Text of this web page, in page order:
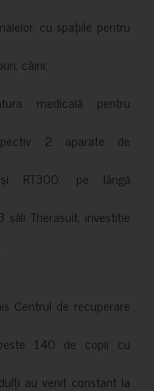
cu spațiile pentru
câini;
medicală pentru
2 aparate de
și RT300, pe lângă
Therasuit, investiție
Centrul de recuperare
140 de copii cu
au venit constant la